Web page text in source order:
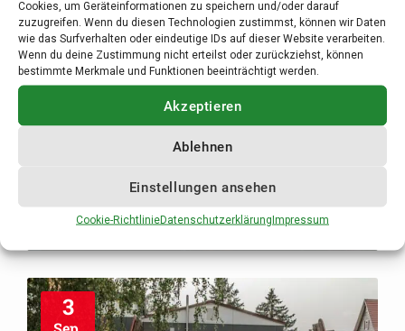
Cookies, um Geräteinformationen zu speichern und/oder darauf
zuzugreifen. Wenn du diesen Technologien zustimmst, können wir Daten
wie das Surfverhalten oder eindeutige IDs auf dieser Website verarbeiten.
Wenn du deine Zustimmung nicht erteilst oder zurückziehst, können
bestimmte Merkmale und Funktionen beeinträchtigt werden.
Akzeptieren
Ablehnen
Einstellungen ansehen
Cookie-RichtlinieDatenschutzerklärungImpressum
27
Aug.
3